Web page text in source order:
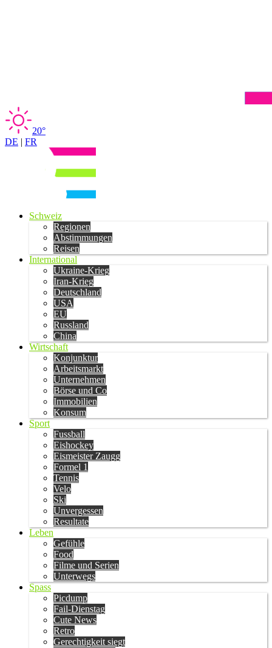
20°
DE | FR
Schweiz
Regionen
Abstimmungen
Reisen
International
Ukraine-Krieg
Iran-Krieg
Deutschland
USA
EU
Russland
China
Wirtschaft
Konjunktur
Arbeitsmarkt
Unternehmen
Börse und Co
Immobilien
Konsum
Sport
Fussball
Eishockey
Eismeister Zaugg
Formel 1
Tennis
Velo
Ski
Unvergessen
Resultate
Leben
Gefühle
Food
Filme und Serien
Unterwegs
Spass
Picdump
Fail-Dienstag
Cute News
Retro
Gerechtigkeit siegt